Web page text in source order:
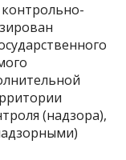
(надзора),